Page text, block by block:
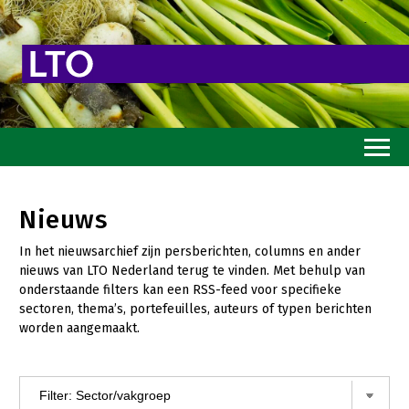
Toekomstvisie
Goed eten
Mooi groen
Sterk ondernemerschap
Nieuws
In het nieuwsarchief zijn persberichten, columns en ander
nieuws van LTO Nederland terug te vinden. Met behulp van
onderstaande filters kan een RSS-feed voor specifieke
sectoren, thema’s, portefeuilles, auteurs of typen berichten
worden aangemaakt.